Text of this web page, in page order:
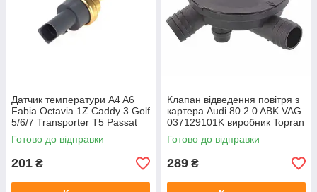
Датчик температури A4 A6
Fabia Octavia 1Z Caddy 3 Golf
5/6/7 Transporter T5 Passat
B6 (колір сірий)
Готово до відправки
201 ₴
Клапан відведення повітря з
картера Audi 80 2.0 ABK VAG
037129101K виробник Topran
Німеччина
Готово до відправки
289 ₴